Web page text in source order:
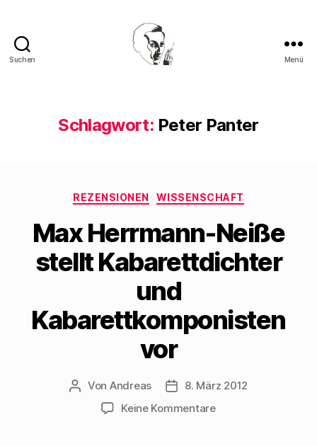
Suchen Menü
Schlagwort: Peter Panter
Kategorien
REZENSIONEN WISSENSCHAFT
Max Herrmann-Neiße
stellt Kabarettdichter
und
Kabarettkomponisten
vor
Beitragsautor
Von Andreas Beitragsdatum
8. März 2012
Keine Kommentarezu